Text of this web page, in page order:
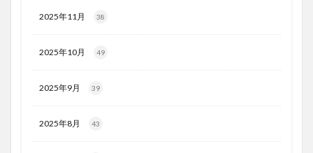
2025年11月 38
2025年10月 49
2025年9月 39
2025年8月 43